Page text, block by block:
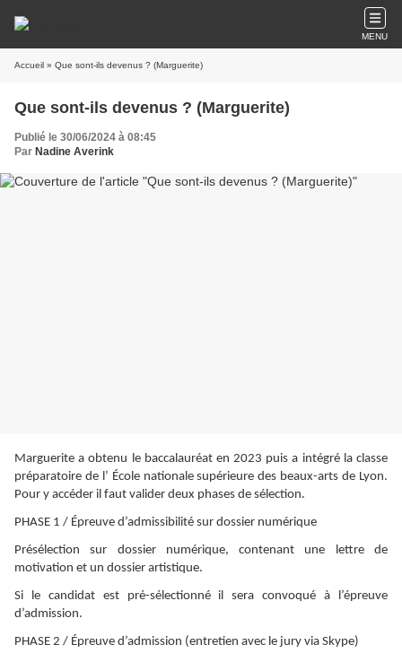
MENU
Accueil » Que sont-ils devenus ? (Marguerite)
Que sont-ils devenus ? (Marguerite)
Publié le 30/06/2024 à 08:45
Par Nadine Averink
Marguerite a obtenu le baccalauréat en 2023 puis a intégré la classe
préparatoire de l’ École nationale supérieure des beaux-arts de Lyon.
Pour y accéder il faut valider deux phases de sélection.
PHASE 1 / Épreuve d’admissibilité sur dossier numérique
Présélection sur dossier numérique, contenant une lettre de
motivation et un dossier artistique.
Si le candidat est pré-sélectionné il sera convoqué à l’épreuve
d’admission.
PHASE 2 / Épreuve d’admission (entretien avec le jury via Skype)